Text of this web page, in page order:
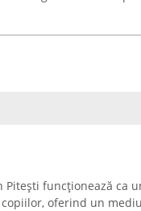
Pitești funcționează ca
oferind un